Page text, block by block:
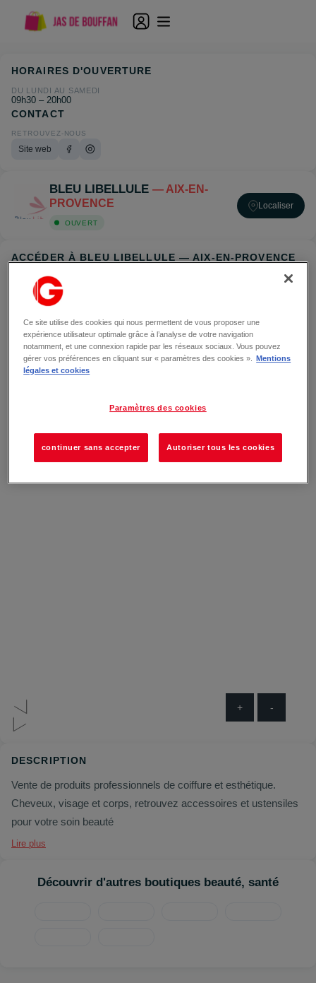
BLEU LIBELLULE — AIX-EN-
PROVENCE
OUVERT
Localiser
ACCÉDER À BLEU LIBELLULE — AIX-EN-PROVENCE
+ -
HORAIRES D'OUVERTURE
DU LUNDI AU SAMEDI
09h30 – 20h00
CONTACT
RETROUVEZ-NOUS
Site web
DESCRIPTION
Vente de produits professionnels de coiffure et esthétique.
Cheveux, visage et corps, retrouvez accessoires et ustensiles
pour votre soin beauté
Lire plus
Découvrir d'autres boutiques beauté, santé
Ce site utilise des cookies qui nous permettent de vous proposer une
expérience utilisateur optimale grâce à l’analyse de votre navigation
notamment, et une connexion rapide par les réseaux sociaux. Vous pouvez
gérer vos préférences en cliquant sur « paramètres des cookies ».
Mentions
légales et cookies
Paramètres des cookies
continuer sans accepter Autoriser tous les cookies